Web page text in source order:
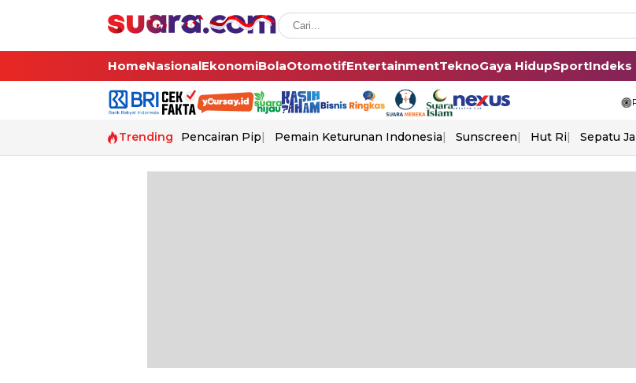
HomeNasionalEkonomiBolaOtomotifEntertainmentTeknoGaya HidupSportIndeks
Trending Pencairan Pip Pemain Keturunan Indonesia Sunscreen Hut Ri Sepatu